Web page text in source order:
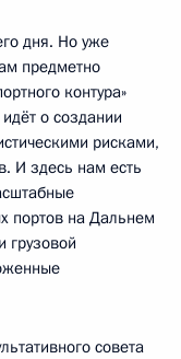
дня. Но уже
предметно
контура»
о создании
рисками,
И здесь нам есть
портов на Дальнем
грузовой
совета